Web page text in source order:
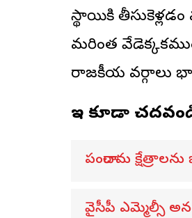
స్థాయికి
మరింత
రాజకీయ వర్గాలు
ఇవి కూడా
పంచారామ
వైసీపీ ఎమ్మెల్సీ